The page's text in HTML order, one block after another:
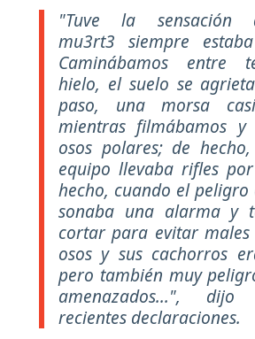
"Tuve la
mu3rt3 siempre
Caminábamos entre
hielo, el suelo se
paso, una morsa
mientras filmábamos y
osos polares; de
equipo llevaba rifles
hecho, cuando el
sonaba una alarma y
cortar para evitar males
osos y sus cachorros
pero también muy
amenazados...", dijo
recientes declaraciones.